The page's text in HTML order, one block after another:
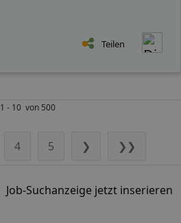
Teilen
1 - 10 von 500
4 5 ❯ ❯❯
Job-Suchanzeige jetzt inserieren